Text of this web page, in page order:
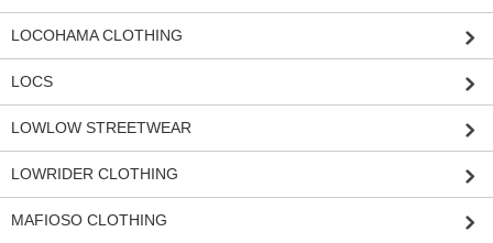
LOCOHAMA CLOTHING
LOCS
LOWLOW STREETWEAR
LOWRIDER CLOTHING
MAFIOSO CLOTHING